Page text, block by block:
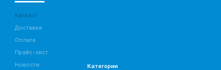
Каталог
Доставка
Оплата
Прайс-лист
Новости
Категории